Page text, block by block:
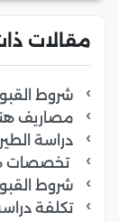
مقالات
شروط
مصاريف
دراسة
تخصصات
شروط
تكلفة